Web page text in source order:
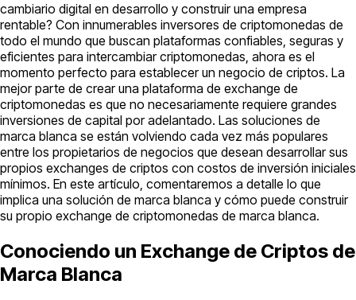
cambiario digital en desarrollo y construir una empresa
rentable? Con innumerables inversores de criptomonedas de
todo el mundo que buscan plataformas confiables, seguras y
eficientes para intercambiar criptomonedas, ahora es el
momento perfecto para establecer un negocio de criptos. La
mejor parte de crear una plataforma de exchange de
criptomonedas es que no necesariamente requiere grandes
inversiones de capital por adelantado. Las soluciones de
marca blanca se están volviendo cada vez más populares
entre los propietarios de negocios que desean desarrollar sus
propios exchanges de criptos con costos de inversión iniciales
mínimos. En este artículo, comentaremos a detalle lo que
implica una solución de marca blanca y cómo puede construir
su propio exchange de criptomonedas de marca blanca.
Conociendo un Exchange de Criptos de
Marca Blanca